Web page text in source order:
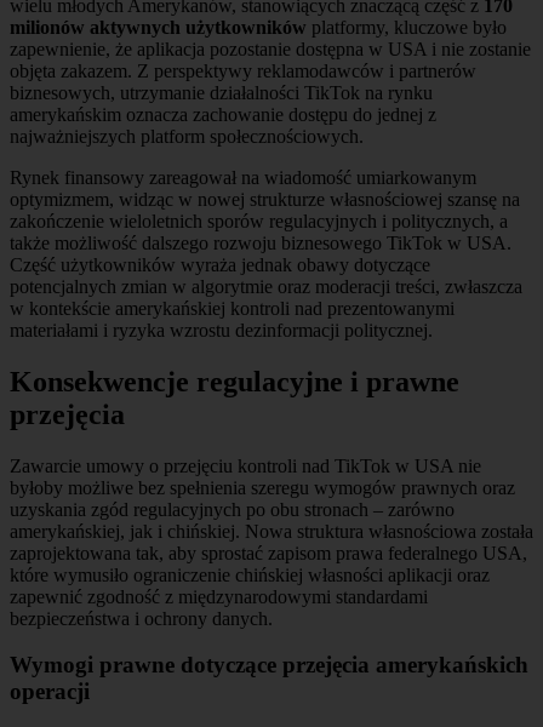
wielu młodych Amerykanów, stanowiących znaczącą część z 170
milionów aktywnych użytkowników platformy, kluczowe było
zapewnienie, że aplikacja pozostanie dostępna w USA i nie zostanie
objęta zakazem. Z perspektywy reklamodawców i partnerów
biznesowych, utrzymanie działalności TikTok na rynku
amerykańskim oznacza zachowanie dostępu do jednej z
najważniejszych platform społecznościowych.
Rynek finansowy zareagował na wiadomość umiarkowanym
optymizmem, widząc w nowej strukturze własnościowej szansę na
zakończenie wieloletnich sporów regulacyjnych i politycznych, a
także możliwość dalszego rozwoju biznesowego TikTok w USA.
Część użytkowników wyraża jednak obawy dotyczące
potencjalnych zmian w algorytmie oraz moderacji treści, zwłaszcza
w kontekście amerykańskiej kontroli nad prezentowanymi
materiałami i ryzyka wzrostu dezinformacji politycznej.
Konsekwencje regulacyjne i prawne
przejęcia
Zawarcie umowy o przejęciu kontroli nad TikTok w USA nie
byłoby możliwe bez spełnienia szeregu wymogów prawnych oraz
uzyskania zgód regulacyjnych po obu stronach – zarówno
amerykańskiej, jak i chińskiej. Nowa struktura własnościowa została
zaprojektowana tak, aby sprostać zapisom prawa federalnego USA,
które wymusiło ograniczenie chińskiej własności aplikacji oraz
zapewnić zgodność z międzynarodowymi standardami
bezpieczeństwa i ochrony danych.
Wymogi prawne dotyczące przejęcia amerykańskich
operacji